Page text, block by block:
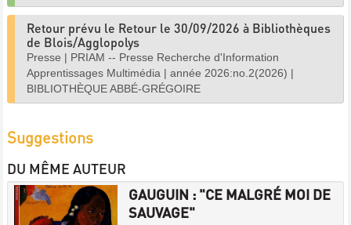
Retour prévu le Retour le 30/09/2026 à Bibliothèques
de Blois/Agglopolys
Presse | PRIAM -- Presse Recherche d'Information
Apprentissages Multimédia | année 2026:no.2(2026) |
BIBLIOTHÈQUE ABBÉ-GRÉGOIRE
Suggestions
DU MÊME AUTEUR
GAUGUIN : "CE MALGRÉ MOI DE
SAUVAGE"